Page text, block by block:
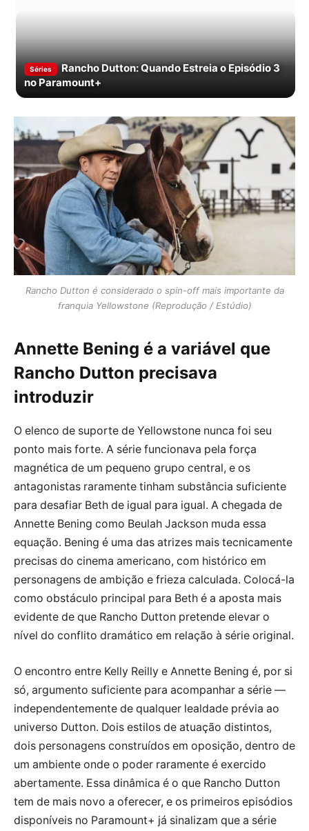
Séries
Rancho Dutton: Quando Estreia o Episódio 3
no Paramount+
Rancho Dutton é considerado o spin-off mais importante da
franquia Yellowstone (Reprodução / Estúdio)
Annette Bening é a variável que
Rancho Dutton precisava
introduzir
O elenco de suporte de Yellowstone nunca foi seu
ponto mais forte. A série funcionava pela força
magnética de um pequeno grupo central, e os
antagonistas raramente tinham substância suficiente
para desafiar Beth de igual para igual. A chegada de
Annette Bening como Beulah Jackson muda essa
equação. Bening é uma das atrizes mais tecnicamente
precisas do cinema americano, com histórico em
personagens de ambição e frieza calculada. Colocá-la
como obstáculo principal para Beth é a aposta mais
evidente de que Rancho Dutton pretende elevar o
nível do conflito dramático em relação à série original.
O encontro entre Kelly Reilly e Annette Bening é, por si
só, argumento suficiente para acompanhar a série —
independentemente de qualquer lealdade prévia ao
universo Dutton. Dois estilos de atuação distintos,
dois personagens construídos em oposição, dentro de
um ambiente onde o poder raramente é exercido
abertamente. Essa dinâmica é o que Rancho Dutton
tem de mais novo a oferecer, e os primeiros episódios
disponíveis no Paramount+ já sinalizam que a série